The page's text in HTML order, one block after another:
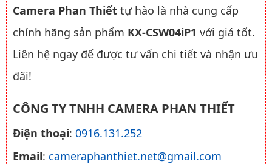
Camera Phan Thiết tự hào là nhà cung cấp
chính hãng sản phẩm KX-CSW04iP1 với giá tốt.
Liên hệ ngay để được tư vấn chi tiết và nhận ưu
đãi!
CÔNG TY TNHH CAMERA PHAN THIẾT
Điện thoại: 0916.131.252
Email: cameraphanthiet.net@gmail.com